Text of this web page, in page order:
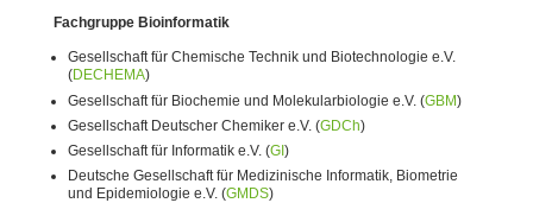
Fachgruppe Bioinformatik
Gesellschaft für Chemische Technik und Biotechnologie e.V.
(DECHEMA)
Gesellschaft für Biochemie und Molekularbiologie e.V. (GBM)
Gesellschaft Deutscher Chemiker e.V. (GDCh)
Gesellschaft für Informatik e.V. (GI)
Deutsche Gesellschaft für Medizinische Informatik, Biometrie
und Epidemiologie e.V. (GMDS)